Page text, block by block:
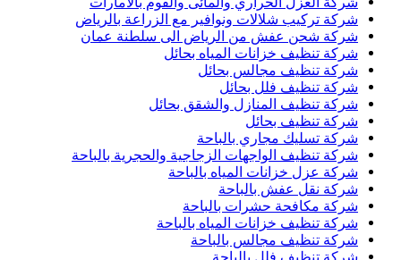
شركة تركيب شلالات ونوافير مع الزراعة بالرياض
شركة شحن عفش من الرياض الى سلطنة عمان
شركة تنظيف خزانات المياه بحائل
شركة تنظيف مجالس بحائل
شركة تنظيف فلل بحائل
شركة تنظيف المنازل والشقق بحائل
شركة تنظيف بحائل
شركة تسليك مجاري بالباحة
شركة تنظيف الواجهات الزجاجية والحجرية بالباحة
شركة عزل خزانات المياه بالباحة
شركة نقل عفش بالباحة
شركة مكافحة حشرات بالباحة
شركة تنظيف خزانات المياه بالباحة
شركة تنظيف مجالس بالباحة